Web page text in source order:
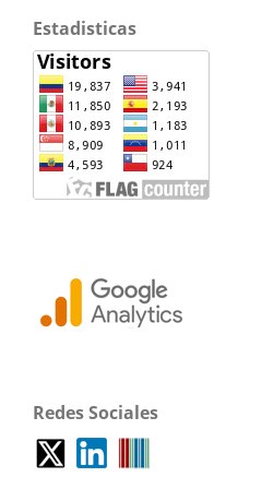
Estadisticas
Redes Sociales